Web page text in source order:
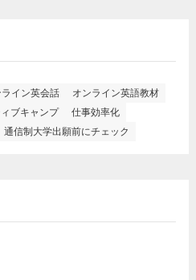
ライン英会話
オンライン英語教材
ブキャンプ
仕事効率化
通信制大学出願前にチェック